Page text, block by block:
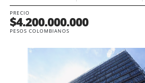
PRECIO
$4.200.000.000
PESOS COLOMBIANOS